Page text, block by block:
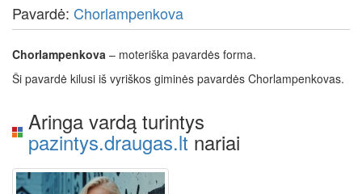
Pavardė: Chorlampenkova
Chorlampenkova – moteriška pavardės forma.
Ši pavardė kilusi iš vyriškos giminės pavardės Chorlampenkovas.
Aringa vardą turintys
pazintys.draugas.ltnariai